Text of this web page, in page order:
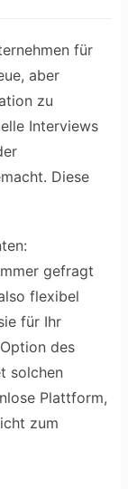
für
aber
zu
Interviews
Diese
gefragt
flexibel
für Ihr
des
solchen
Plattform,
zum